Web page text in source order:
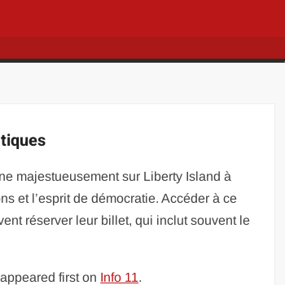
majestueusement sur Liberty Island à
et l’esprit de démocratie. Accéder à ce
réserver leur billet, qui inclut souvent le
appeared first on Info 11.